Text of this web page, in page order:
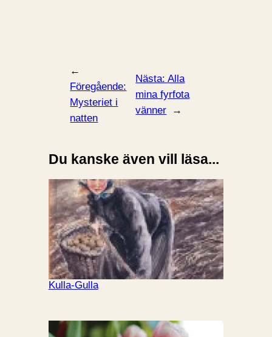
←
Föregående:
Mysteriet i
natten
Nästa:Alla
mina fyrfota
vänner
→
Du kanske även vill läsa...
Kulla-Gulla